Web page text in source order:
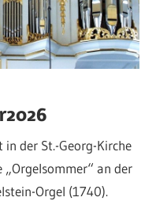
der St.-Georg-Kirche
an der
Orgel (1740).